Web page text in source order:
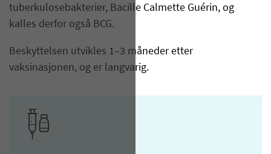
tuberkulosebakterier, Bacille Calmette Guérin, og
kalles derfor også BCG.
Beskyttelsen utvikles 1–3 måneder etter
vaksinasjonen, og er langvarig.